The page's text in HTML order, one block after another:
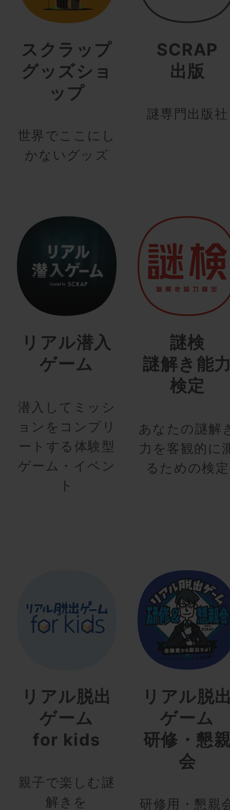
スクラップ
グッズショ
ップ
世界でここにし
かないグッズ
SCRAP
出版
謎専門出版社
リアル潜入
ゲーム
潜入してミッシ
ョンをコンプリ
ートする体験型
ゲーム・イベン
ト
謎検
謎解き能
検定
あなたの謎解
力を客観的に
るための検定
リアル脱出
ゲーム
for kids
親子で楽しむ謎
解きを
リアル脱
ゲーム
研修・懇
会
研修用・懇親